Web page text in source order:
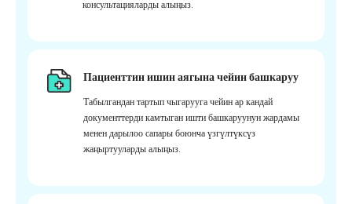
консультацияларды алыңыз.
Пациенттин ишин аягына чейин башкаруу
Табылгандан тартып чыгарууга чейин ар кандай
документтерди камтыган ишти башкаруунун жардамы
менен дарылоо сапары боюнча үзгүлтүксүз
жаңыртууларды алыңыз.